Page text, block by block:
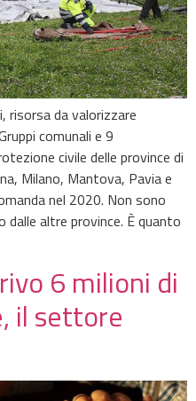
risorsa da valorizzare
comunali e 9
civile delle province di
Milano, Mantova, Pavia e
nel 2020. Non sono
altre province. È quanto
6 milioni di
il settore